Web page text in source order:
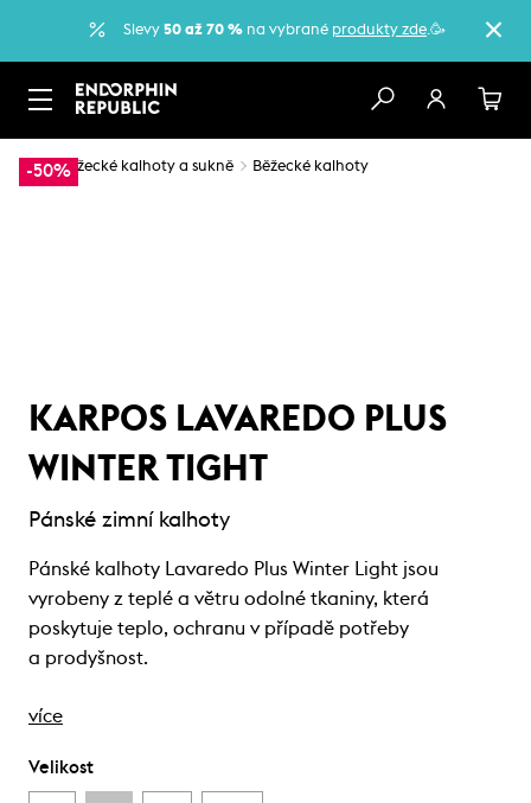
Slevy 50 až 70 % na vybrané produkty zde.🥳
-50%
… Běžecké kalhoty a sukně Běžecké kalhoty
KARPOS LAVAREDO PLUS
WINTER TIGHT
Pánské zimní kalhoty
Pánské kalhoty Lavaredo Plus Winter Light jsou
vyrobeny z teplé a větru odolné tkaniny, která
poskytuje teplo, ochranu v případě potřeby
a prodyšnost.
více
Velikost